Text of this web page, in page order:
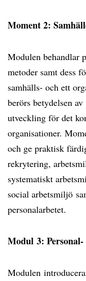
Moment 2:
Modulen behandlar
metoder samt dess
samhälls- och ett
berörs betydelsen
utveckling för det
organisationer.
och ge praktisk
rekrytering,
systematiskt
social arbetsmiljö
personalarbetet.
Modul 3:
Modulen